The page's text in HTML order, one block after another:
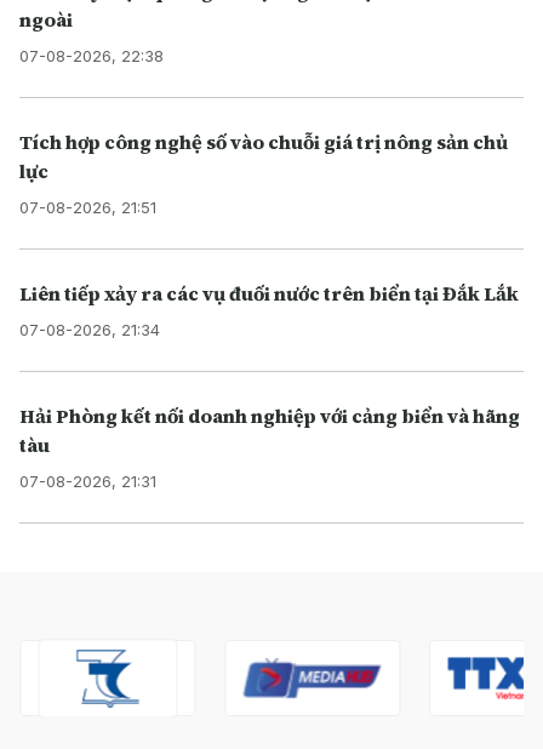
ngoài
07-08-2026, 22:38
Tích hợp công nghệ số vào chuỗi giá trị nông sản chủ
lực
07-08-2026, 21:51
Liên tiếp xảy ra các vụ đuối nước trên biển tại Đắk Lắk
07-08-2026, 21:34
Hải Phòng kết nối doanh nghiệp với cảng biển và hãng
tàu
07-08-2026, 21:31